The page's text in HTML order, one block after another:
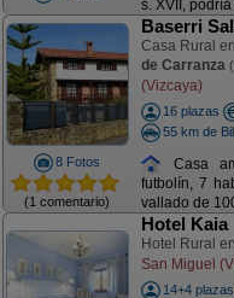
s. XVII,
8 Fotos
(1 comentario)
Baserri
Casa Rural en
de Carranza
(Vizcaya)
16 plazas
55 km de
Casa
futbolín, 7
vallado de
Hotel Kaia
Hotel Rural en
San Miguel
14+4 plazas